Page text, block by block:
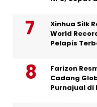
Xinhua Silk
World
Pelapis
Farizon
Cadang
Purnajual di